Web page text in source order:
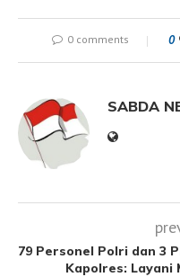
0 comments 0
SABDA
79 Personel Polri dan 3
Kapolres: Layani